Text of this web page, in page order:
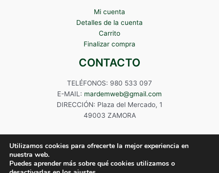
Mi cuenta
Detalles de la cuenta
Carrito
Finalizar compra
CONTACTO
TELÉFONOS: 980 533 097
E-MAIL: mardemweb@gmail.com
DIRECCIÓN: Plaza del Mercado, 1
49003 ZAMORA
Copyright © 2024 Mardem
Utilizamos cookies para ofrecerte la mejor experiencia en
nuestra web.
Puedes aprender más sobre qué cookies utilizamos o